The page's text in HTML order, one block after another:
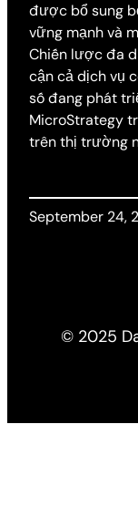
được bổ sung
vững mạnh và
Chiến lược đa
cận cả dịch vụ
số đang phát
MicroStrategy
trên thị trường
September 24,
© 2025